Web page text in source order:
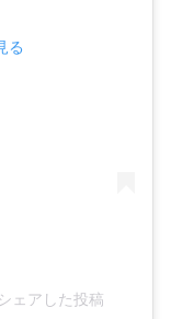
る
ェアした投稿